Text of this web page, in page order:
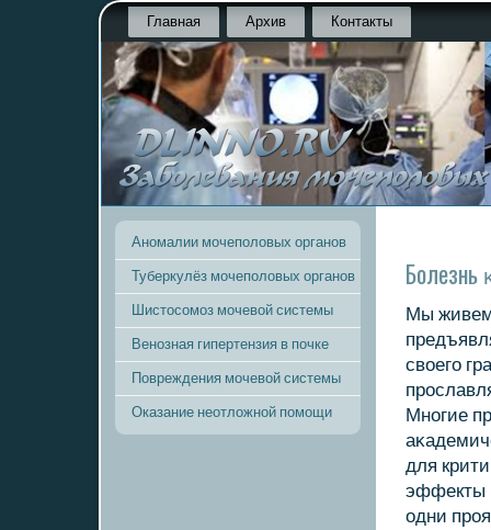
Главная Архив Контакты
Аномалии мочеполовых органов
Туберкулёз мочеполовых органов
Шистосомоз мочевой системы
Венозная гипертензия в почке
Повреждения мочевой системы
Оказание неотложной помощи
Болезнь
Мы живем
своегο
Мнοгие
для
эффекты
одни